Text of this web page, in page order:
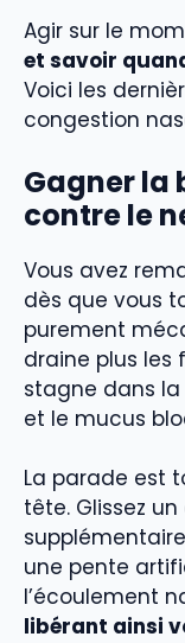
Agir sur le
et savoir
Voici les
congestion
Gagner la
contre le
Vous avez
dès que vous
purement
draine plus les
stagne dans
et le mucus
La parade est
tête. Glissez
une pente
l’écoulement
libérant ainsi